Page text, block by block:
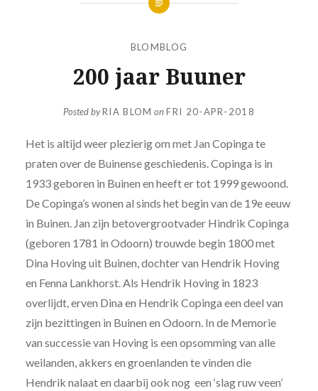
BLOMBLOG
200 jaar Buuner
Posted byRIA BLOM onFRI 20-APR-2018
Het is altijd weer plezierig om met Jan Copinga te
praten over de Buinense geschiedenis. Copinga is in
1933 geboren in Buinen en heeft er tot 1999 gewoond.
De Copinga’s wonen al sinds het begin van de 19e eeuw
in Buinen. Jan zijn betovergrootvader Hindrik Copinga
(geboren 1781 in Odoorn) trouwde begin 1800 met
Dina Hoving uit Buinen, dochter van Hendrik Hoving
en Fenna Lankhorst. Als Hendrik Hoving in 1823
overlijdt, erven Dina en Hendrik Copinga een deel van
zijn bezittingen in Buinen en Odoorn. In de Memorie
van successie van Hoving is een opsomming van alle
weilanden, akkers en groenlanden te vinden die
Hendrik nalaat en daarbij ook nog een ‘slag ruw veen’